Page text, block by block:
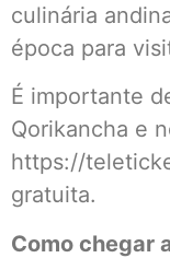
culinária
época para
É importante
Qorikancha e
https://
gratuita.
Como chegar